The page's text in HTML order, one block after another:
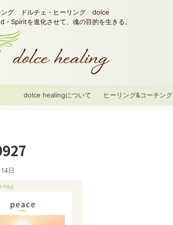
ング ドルチェ・ヒーリング dolce
Spiritを進化させて、魂の目的を生きる。
dolce healingについて ヒーリング&コーチング
日